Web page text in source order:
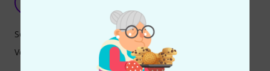
Andreas037 14.02.2018
Sound
Verarbeitung